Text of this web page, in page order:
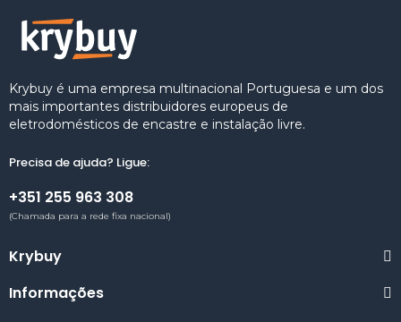
Krybuy é uma empresa multinacional Portuguesa e um dos
mais importantes distribuidores europeus de
eletrodomésticos de encastre e instalação livre.
Precisa de ajuda? Ligue:
+351 255 963 308
(Chamada para a rede fixa nacional)
Krybuy
Informações